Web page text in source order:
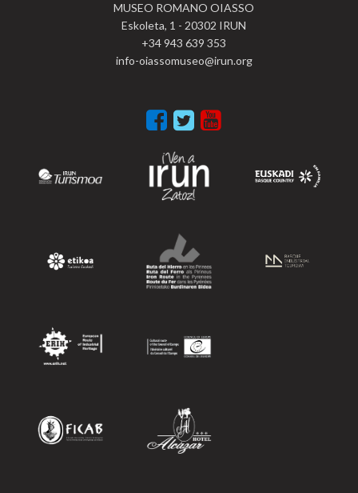
MUSEO ROMANO OIASSO
Eskoleta, 1 - 20302 IRUN
+34 943 639 353
info-oiassomuseo@irun.org